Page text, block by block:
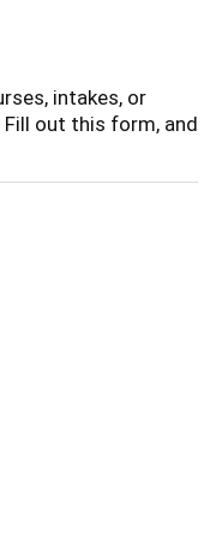
intakes, or
out this form, and